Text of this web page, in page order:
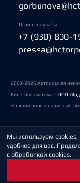
Пресс-служба
+7 (930) 800-
2003-2026 Автономная
Билетная система —ООО
Условия пользования
Политика обработки
Пользовательское соглашение
Мы используем cookies,
удобнее для вас.
с обработкой cookies.